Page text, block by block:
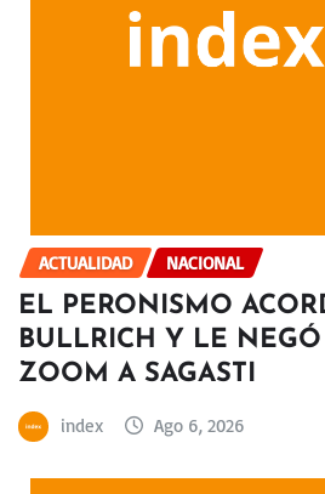
ACTUALIDAD NACIONAL
EL PERONISMO
BULLRICH Y LE
ZOOM A SAGASTI
index Ago 6, 2026